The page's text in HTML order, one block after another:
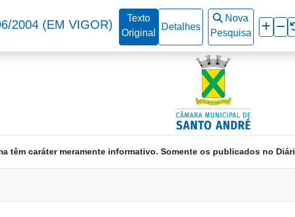
têm caráter meramente informativo. Somente os publicados no
2004 (EM VIGOR)
Texto
Original
Detalhes
Nova
Pesquisa